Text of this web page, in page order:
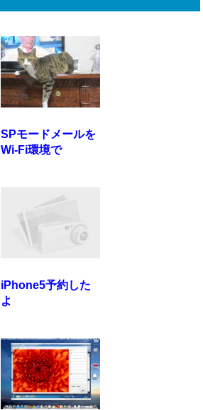
SPモードメールを
Wi-Fi環境で
iPhone5予約した
よ